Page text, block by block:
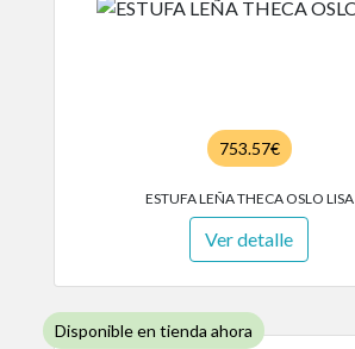
753.57€
ESTUFA LEÑA THECA OSLO LISA
Ver detalle
Disponible en tienda ahora